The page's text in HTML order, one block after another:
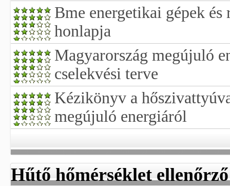
Bme energetikai gépek és
honlapja
Magyarország megújuló
cselekvési terve
Kézikönyv a
megújuló energiáról
Hűtő hőmérséklet